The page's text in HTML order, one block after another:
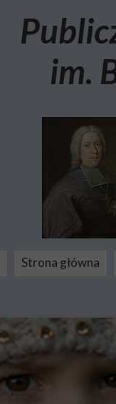
Strona główna
im.